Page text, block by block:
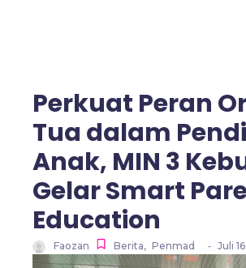
Perkuat Peran
Tua dalam
Anak, MIN 3
Gelar Smart
Education
Faozan Berita, Penmad - Juli